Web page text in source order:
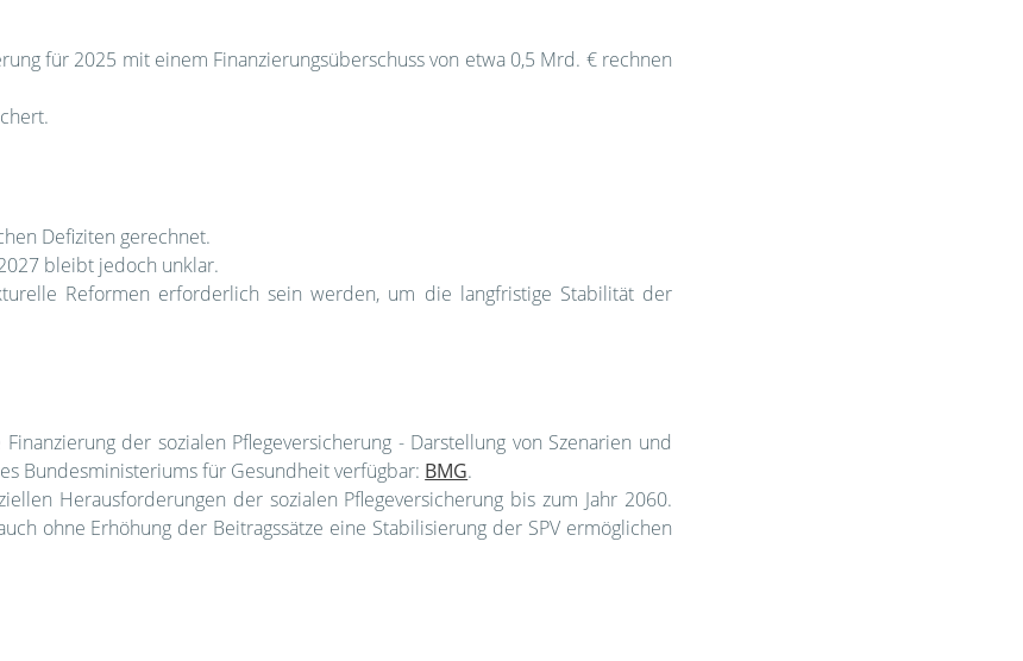
für 2025 mit einem Finanzierungsüberschuss von etwa 0,5 Mrd. € rechnen
Defiziten gerechnet.
bleibt jedoch unklar.
Reformen erforderlich sein werden, um die langfristige Stabilität der
der sozialen Pflegeversicherung - Darstellung von Szenarien und
Bundesministeriums für Gesundheit verfügbar: BMG.
Herausforderungen der sozialen Pflegeversicherung bis zum Jahr 2060.
ohne Erhöhung der Beitragssätze eine Stabilisierung der SPV ermöglichen